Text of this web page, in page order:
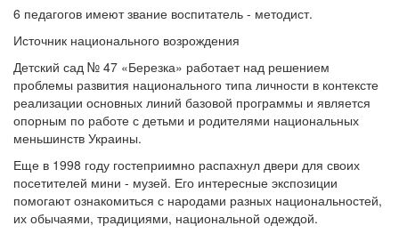
6 педагогов имеют звание воспитатель - методист.
Источник национального возрождения
Детский сад № 47 «Березка» работает над решением
проблемы развития национального типа личности в контексте
реализации основных линий базовой программы и является
опорным по работе с детьми и родителями национальных
меньшинств Украины.
Еще в 1998 году гостеприимно распахнул двери для своих
посетителей мини - музей. Его интересные экспозиции
помогают ознакомиться с народами разных национальностей,
их обычаями, традициями, национальной одеждой.